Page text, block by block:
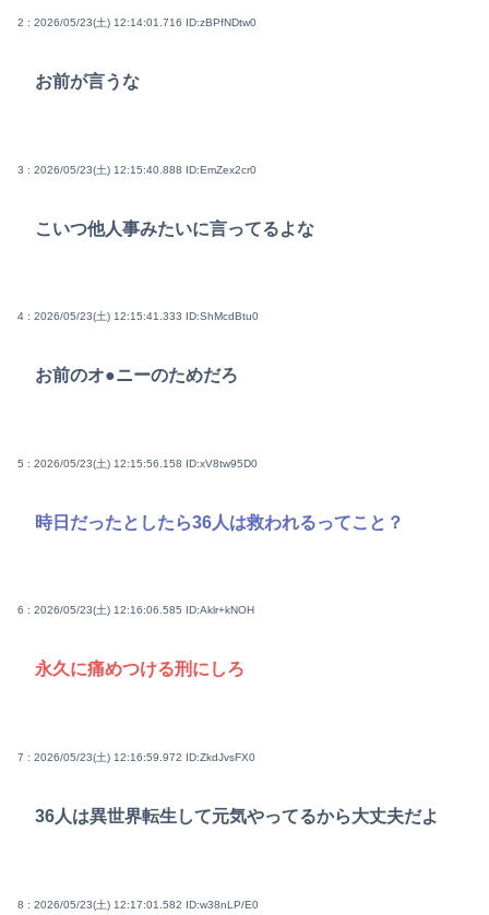
2 : 2026/05/23(土) 12:14:01.716 ID:zBPfNDtw0
お前が言うな
3 : 2026/05/23(土) 12:15:40.888 ID:EmZex2cr0
こいつ他人事みたいに言ってるよな
4 : 2026/05/23(土) 12:15:41.333 ID:ShMcdBtu0
お前のオ●ニーのためだろ
5 : 2026/05/23(土) 12:15:56.158 ID:xV8tw95D0
時日だったとしたら36人は救われるってこと？
6 : 2026/05/23(土) 12:16:06.585 ID:Aklr+kNOH
永久に痛めつける刑にしろ
7 : 2026/05/23(土) 12:16:59.972 ID:ZkdJvsFX0
36人は異世界転生して元気やってるから大丈夫だよ
8 : 2026/05/23(土) 12:17:01.582 ID:w38nLP/E0